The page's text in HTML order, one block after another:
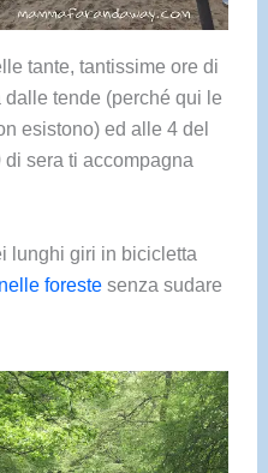
tante, tantissime ore di
tende (perché qui le
esistono) ed alle 4 del
sera ti accompagna
lunghi giri in bicicletta
nelle forestesenza sudare